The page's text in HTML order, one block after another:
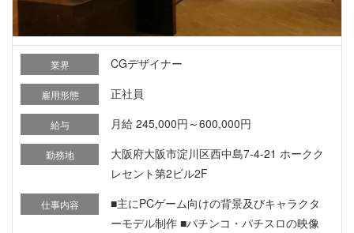
業界 CGデザイナー
雇用形態 正社員
給与 月給 245,000円～600,000円
勤務地
大阪府大阪市淀川区西中島7-4-21 ホークク
レセント第2ビル2F
仕事内容
■主にPCゲーム向けの背景及びキャラクタ
ーモデル制作 ■パチンコ・パチスロの映像